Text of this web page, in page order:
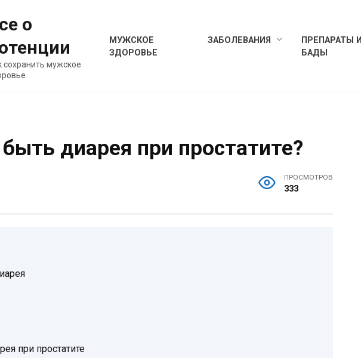
о
сохранить мужское
МУЖСКОЕ
ЗДОРОВЬЕ
ЗАБОЛЕВАНИЯ
ПРЕПАРАТЫ И
БАДЫ
диарея при простатите?
ПРОСМОТРОВ
333
при простатите